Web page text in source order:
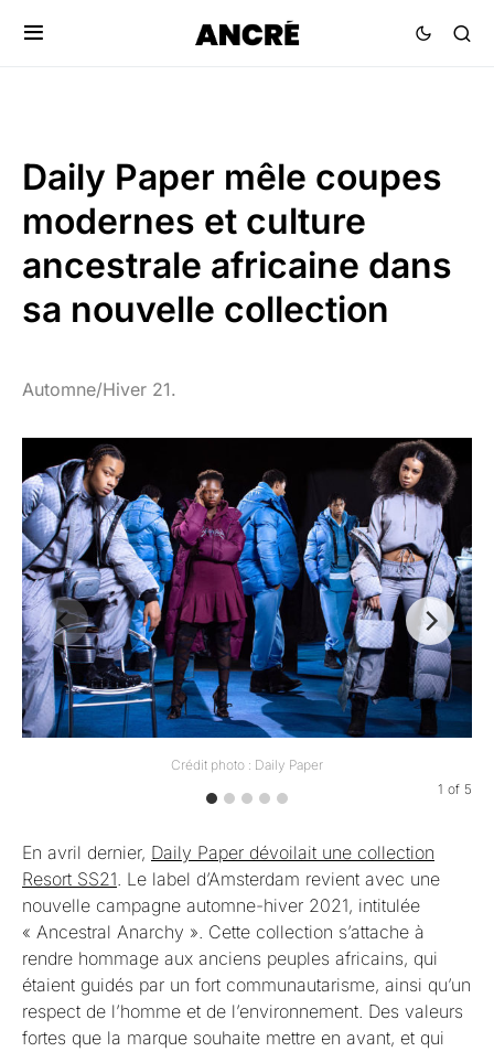
Daily Paper mêle coupes
modernes et culture
ancestrale africaine dans
sa nouvelle collection
Automne/Hiver 21.
Crédit photo : Daily Paper
1 of 5
En avril dernier, Daily Paper dévoilait une collection
Resort SS21. Le label d’Amsterdam revient avec une
nouvelle campagne automne-hiver 2021, intitulée
« Ancestral Anarchy ». Cette collection s’attache à
rendre hommage aux anciens peuples africains, qui
étaient guidés par un fort communautarisme, ainsi qu’un
respect de l’homme et de l’environnement. Des valeurs
fortes que la marque souhaite mettre en avant, et qui